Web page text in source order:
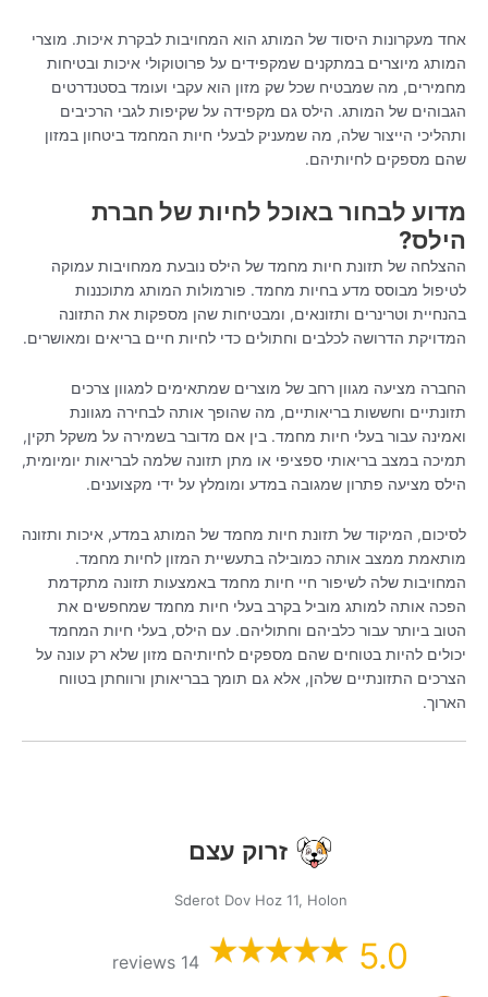
אחד מעקרונות היסוד של המותג הוא המחויבות לבקרת איכות. מוצרי
המותג מיוצרים במתקנים שמקפידים על פרוטוקולי איכות ובטיחות
מחמירים, מה שמבטיח שכל שק מזון הוא עקבי ועומד בסטנדרטים
הגבוהים של המותג. הילס גם מקפידה על שקיפות לגבי הרכיבים
ותהליכי הייצור שלה, מה שמעניק לבעלי חיות המחמד ביטחון במזון
שהם מספקים לחיותיהם.
מדוע לבחור באוכל לחיות של חברת
הילס?
ההצלחה של תזונת חיות מחמד של הילס נובעת ממחויבות עמוקה
לטיפול מבוסס מדע בחיות מחמד. פורמולות המותג מתוכננות
בהנחיית וטרינרים ותזונאים, ומבטיחות שהן מספקות את התזונה
המדויקת הדרושה לכלבים וחתולים כדי לחיות חיים בריאים ומאושרים.
החברה מציעה מגוון רחב של מוצרים שמתאימים למגוון צרכים
תזונתיים וחששות בריאותיים, מה שהופך אותה לבחירה מגוונת
ואמינה עבור בעלי חיות מחמד. בין אם מדובר בשמירה על משקל תקין,
תמיכה במצב בריאותי ספציפי או מתן תזונה שלמה לבריאות יומיומית,
הילס מציעה פתרון שמגובה במדע ומומלץ על ידי מקצוענים.
לסיכום, המיקוד של תזונת חיות מחמד של המותג במדע, איכות ותזונה
מותאמת ממצב אותה כמובילה בתעשיית המזון לחיות מחמד.
המחויבות שלה לשיפור חיי חיות מחמד באמצעות תזונה מתקדמת
הפכה אותה למותג מוביל בקרב בעלי חיות מחמד שמחפשים את
הטוב ביותר עבור כלביהם וחתוליהם. עם הילס, בעלי חיות המחמד
יכולים להיות בטוחים שהם מספקים לחיותיהם מזון שלא רק עונה על
הצרכים התזונתיים שלהן, אלא גם תומך בבריאותן ורווחתן בטווח
הארוך.
זרוק עצם
Sderot Dov Hoz 11, Holon
5.0
14 reviews